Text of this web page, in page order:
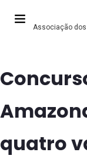
Associação dos
quatro